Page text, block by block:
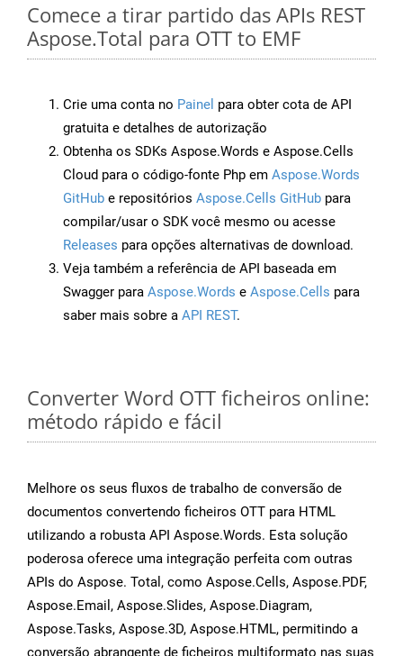
Comece a tirar partido das APIs REST
Aspose.Total para OTT to EMF
Crie uma conta no Painel para obter cota de API
gratuita e detalhes de autorização
Obtenha os SDKs Aspose.Words e Aspose.Cells
Cloud para o código-fonte Php em Aspose.Words
GitHub e repositórios Aspose.Cells GitHub para
compilar/usar o SDK você mesmo ou acesse
Releases para opções alternativas de download.
Veja também a referência de API baseada em
Swagger para Aspose.Words e Aspose.Cells para
saber mais sobre a API REST.
Converter Word OTT ficheiros online:
método rápido e fácil
Melhore os seus fluxos de trabalho de conversão de
documentos convertendo ficheiros OTT para HTML
utilizando a robusta API Aspose.Words. Esta solução
poderosa oferece uma integração perfeita com outras
APIs do Aspose. Total, como Aspose.Cells, Aspose.PDF,
Aspose.Email, Aspose.Slides, Aspose.Diagram,
Aspose.Tasks, Aspose.3D, Aspose.HTML, permitindo a
conversão abrangente de ficheiros multiformato nas suas